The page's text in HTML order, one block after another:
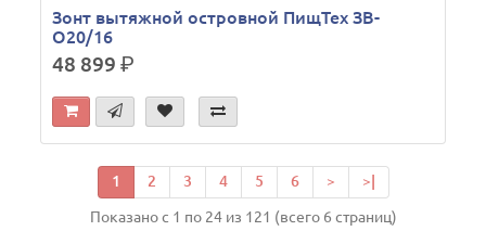
Зонт вытяжной островной ПищТех ЗВ-
О20/16
48 899р.
1 2 3 4 5 6 > >|
Показано с 1 по 24 из 121 (всего 6 страниц)